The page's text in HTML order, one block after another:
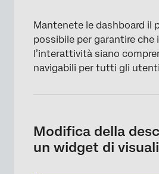
Mantenete le dashboard il
possibile per garantire che
l’interattività siano
navigabili per tutti gli
Modifica della
un widget di